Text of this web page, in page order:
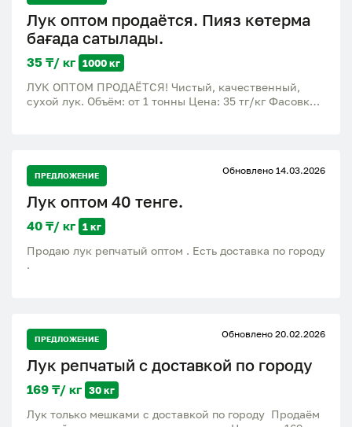
Лук оптом продаётся. Пияз көтерма
бағада сатылады.
35 ₸/ кг 1000 кг
ЛУК ОПТОМ ПРОДАЁТСЯ! Чистый, качественный,
сухой лук. Объём: от 1 тонны Цена: 35 тг/кг Фасовка:
Жетісу облысы, Талдықорған
ПРЕДЛОЖЕНИЕ Обновлено 14.03.2026
Лук оптом 40 тенге.
40 ₸/ кг 1 кг
Продаю лук репчатый оптом . Есть доставка по городу
.
ПРЕДЛОЖЕНИЕ Обновлено 20.02.2026
Лук репчатый с доставкой по городу
169 ₸/ кг 30 кг
Лук только мешками с доставкой по городу Продаём